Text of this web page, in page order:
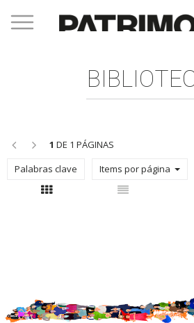
<< >> 1 DE 1 PÁGINAS
Palabras clave
Items por página
Con thumbnail Sin thumbnail